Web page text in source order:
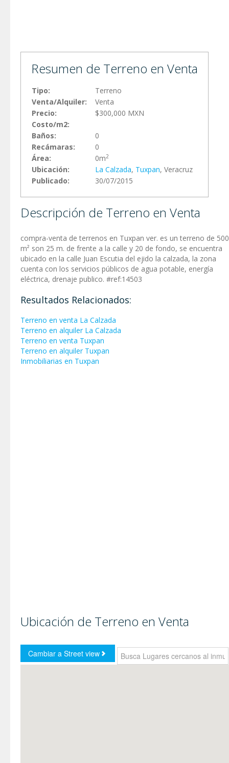
Resumen de Terreno en Venta
Tipo:
Terreno
Venta/Alquiler:
Venta
Precio:
$300,000 MXN
Costo/m2:
Baños:
0
Recámaras:
0
Área:
0m2
Ubicación: La Calzada, Tuxpan, Veracruz
Publicado:
30/07/2015
Descripción de Terreno en Venta
compra-venta de terrenos en Tuxpan ver. es un terreno de 500
m² son 25 m. de frente a la calle y 20 de fondo, se encuentra
ubicado en la calle Juan Escutia del ejido la calzada, la zona
cuenta con los servicios públicos de agua potable, energía
eléctrica, drenaje publico. #ref:14503
Resultados Relacionados:
Terreno en venta La Calzada
Terreno en alquiler La Calzada
Terreno en venta Tuxpan
Terreno en alquiler Tuxpan
Inmobiliarias en Tuxpan
Ubicación de Terreno en Venta